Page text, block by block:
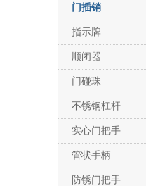
门插销
指示牌
顺闭器
门碰珠
不锈钢杠杆
实心门把手
管状手柄
防锈门把手